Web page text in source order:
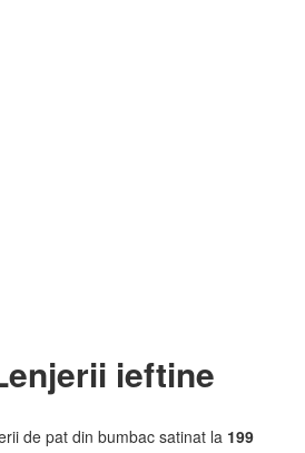
ieftine
de pat din bumbac satinat la 199